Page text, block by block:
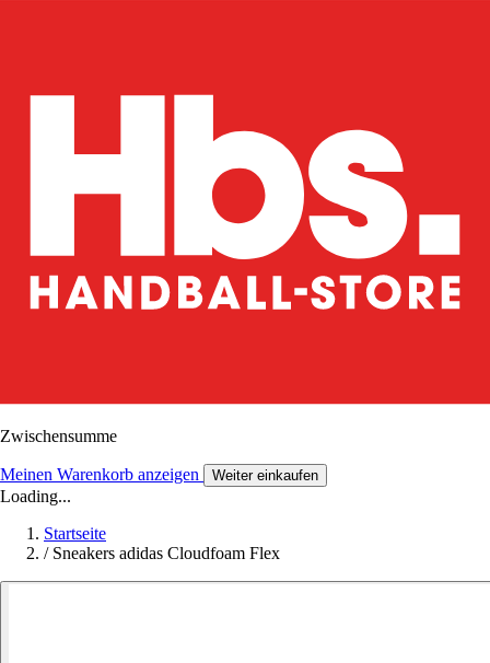
Zwischensumme
Meinen Warenkorb anzeigen Weiter einkaufen
Loading...
Startseite
/ Sneakers adidas Cloudfoam Flex